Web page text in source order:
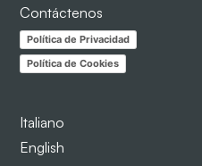
Contáctenos
Política de Privacidad
Política de Cookies
Italiano
English